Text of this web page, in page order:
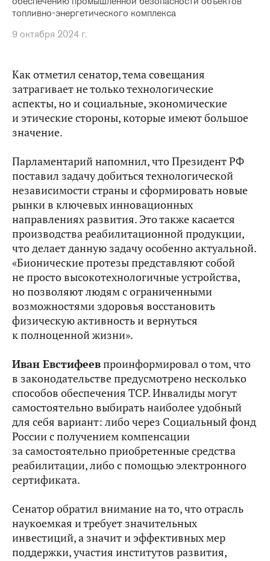
топливно-энергетического комплекса
9 октября 2024 г.
Как отметил сенатор, тема совещания
затрагивает не только технологические
аспекты, но и социальные, экономические
и этические стороны, которые имеют большое
значение.
Парламентарий напомнил, что Президент РФ
поставил задачу добиться технологической
независимости страны и сформировать новые
рынки в ключевых инновационных
направлениях развития. Это также касается
производства реабилитационной продукции,
что делает данную задачу особенно актуальной.
«Бионические протезы представляют собой
не просто высокотехнологичные устройства,
но позволяют людям с ограниченными
возможностями здоровья восстановить
физическую активность и вернуться
к полноценной жизни».
Иван Евстифеевпроинформировал о том, что
в законодательстве предусмотрено несколько
способов обеспечения ТСР. Инвалиды могут
самостоятельно выбирать наиболее удобный
для себя вариант: либо через Социальный фонд
России с получением компенсации
за самостоятельно приобретенные средства
реабилитации, либо с помощью электронного
сертификата.
Сенатор обратил внимание на то, что отрасль
наукоемкая и требует значительных
инвестиций, а значит и эффективных мер
поддержки, участия институтов развития,